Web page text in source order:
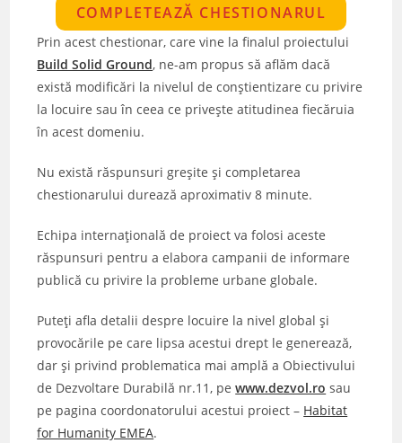
COMPLETEAZĂ CHESTIONARUL
Prin acest chestionar, care vine la finalul proiectului
Build Solid Ground, ne-am propus să aflăm dacă
există modificări la nivelul de conștientizare cu privire
la locuire sau în ceea ce privește atitudinea fiecăruia
în acest domeniu.
Nu există răspunsuri greșite și completarea
chestionarului durează aproximativ 8 minute.
Echipa internațională de proiect va folosi aceste
răspunsuri pentru a elabora campanii de informare
publică cu privire la probleme urbane globale.
Puteți afla detalii despre locuire la nivel global și
provocările pe care lipsa acestui drept le generează,
dar și privind problematica mai amplă a Obiectivului
de Dezvoltare Durabilă nr.11, pewww.dezvol.ro sau
pe pagina coordonatorului acestui proiect – Habitat
for Humanity EMEA.